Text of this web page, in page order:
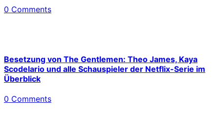
0 Comments
Besetzung von The Gentlemen: Theo James, Kaya
Scodelario und alle Schauspieler der Netflix-Serie im
Überblick
0 Comments